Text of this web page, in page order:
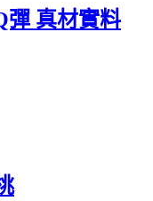
彈 真材實料